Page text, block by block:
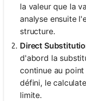
la valeur que la
analyse ensuite
structure.
Direct
d'abord la
continue au
défini, le
limite.